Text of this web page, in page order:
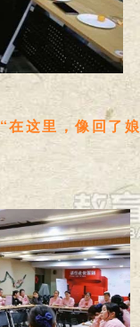
“在这里，像回了娘